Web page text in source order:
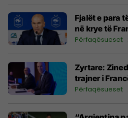
Fjalët e para
në krye të
Përfaqësueset
Zyrtare:
trajner i
Përfaqësueset